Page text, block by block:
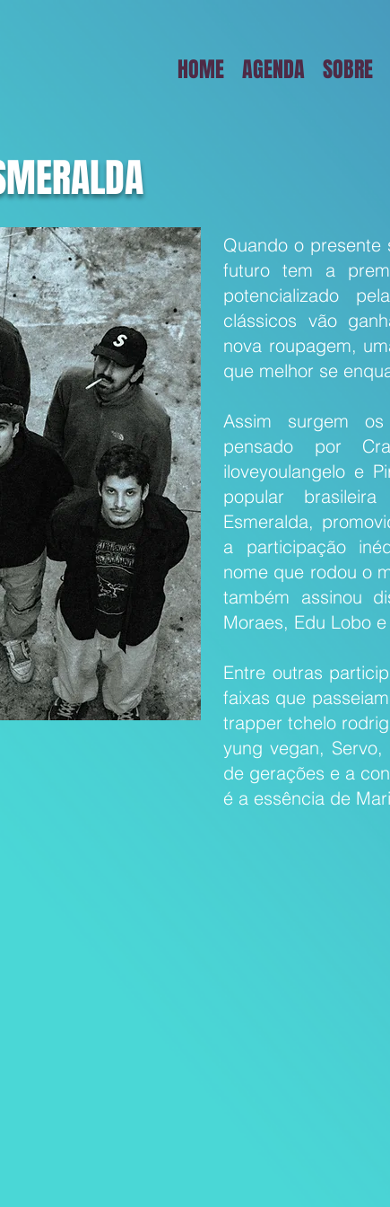
HOME AGENDA SOBRE
Quando o
futuro tem a
potencializado
clássicos vão
nova roupagem,
que melhor se
Assim surgem os
pensado por
iloveyoulangelo e
popular
Esmeralda,
a participação
nome que rodou o
também assinou
Moraes, Edu Lobo
Entre outras
faixas que
trapper tchelo
yung vegan,
de gerações e a
é a essência de